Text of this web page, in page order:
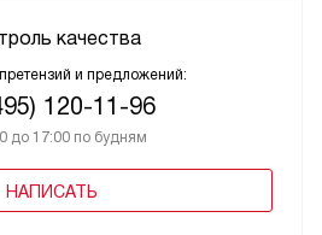
качества
и предложений:
120-11-96
до 17:00 по будням
НАПИСАТЬ